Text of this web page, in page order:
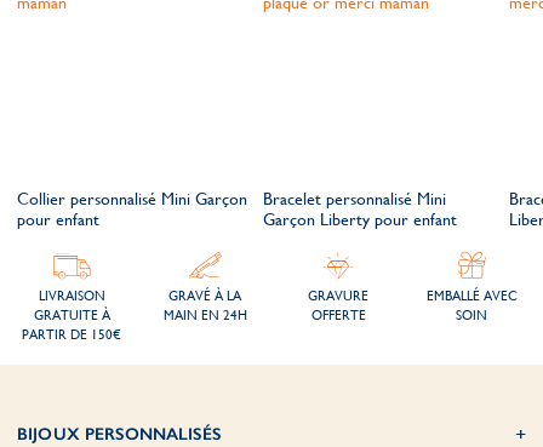
Collier personnalisé Mini Garçon
pour enfant
Bracelet personnalisé Mini
Garçon Liberty pour enfant
LIVRAISON
GRATUITE À
PARTIR DE 150€
GRAVÉ À LA
MAIN EN 24H
GRAVURE
OFFERTE
EMBALLÉ AVEC
SOIN
BIJOUX PERSONNALISÉS